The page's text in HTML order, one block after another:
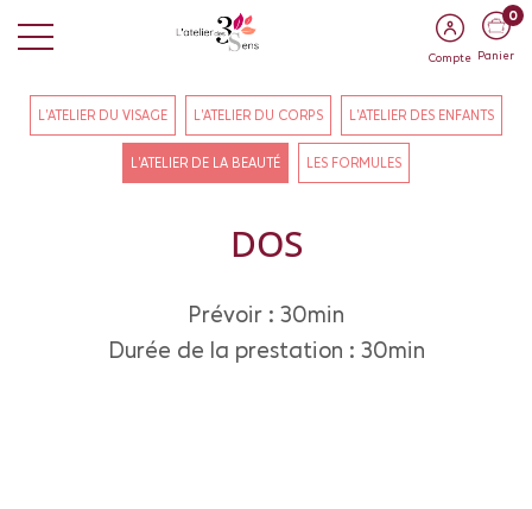
Compte
0
Panier
L'ATELIER DU VISAGE L'ATELIER DU CORPS L'ATELIER DES ENFANTS
L'ATELIER DE LA BEAUTÉ LES FORMULES
DOS
Prévoir : 30min
Durée de la prestation : 30min